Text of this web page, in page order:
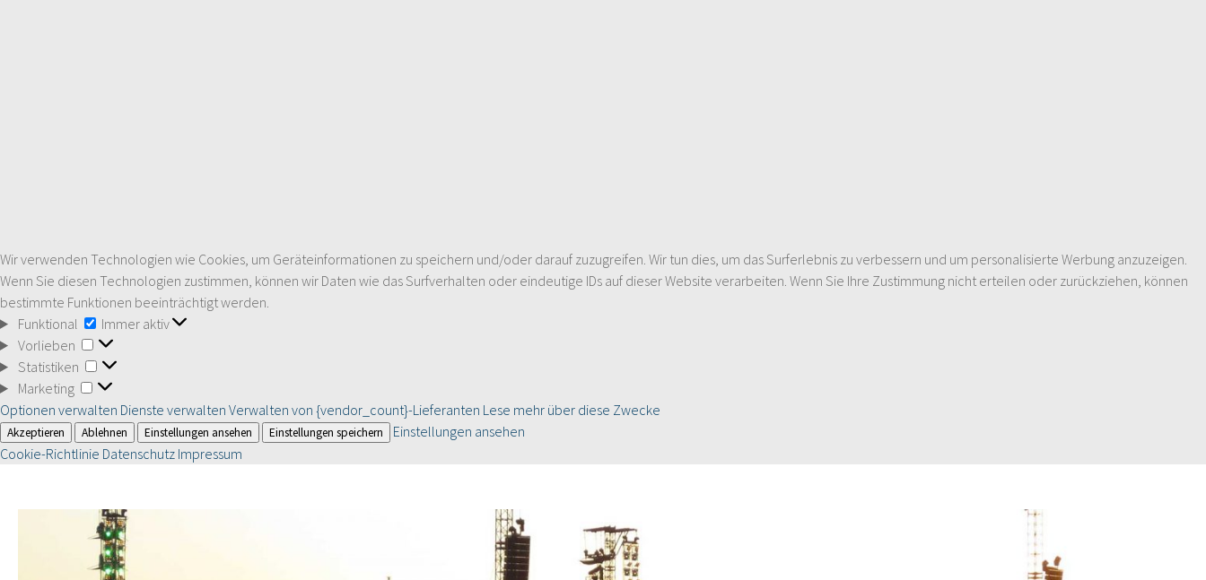
Wir verwenden Technologien wie Cookies, um Geräteinformationen zu speichern und/oder darauf zuzugreifen. Wir tun dies, um das Surferlebnis zu verbessern und um personalisierte Werbung anzuzeigen.
Wenn Sie diesen Technologien zustimmen, können wir Daten wie das Surfverhalten oder eindeutige IDs auf dieser Website verarbeiten. Wenn Sie Ihre Zustimmung nicht erteilen oder zurückziehen, können
bestimmte Funktionen beeinträchtigt werden.
Funktional
Funktional
Immer aktiv
Vorlieben
Vorlieben
Statistiken
Statistiken
Marketing
Marketing
Optionen verwalten Dienste verwalten Verwalten von {vendor_count}-Lieferanten Lese mehr über diese Zwecke
Akzeptieren Ablehnen Einstellungen ansehen Einstellungen speichern
Einstellungen ansehen
Cookie-Richtlinie Datenschutz Impressum